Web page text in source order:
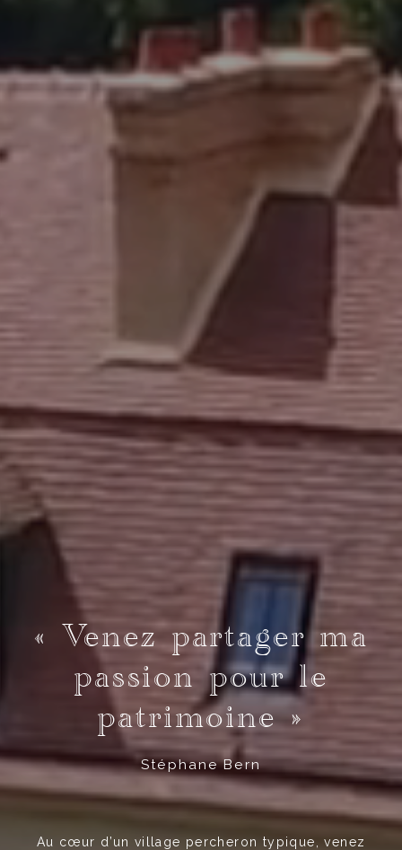
« Venez partager ma
passion pour le
patrimoine »
Stéphane Bern
Au cœur d’un village percheron typique, venez